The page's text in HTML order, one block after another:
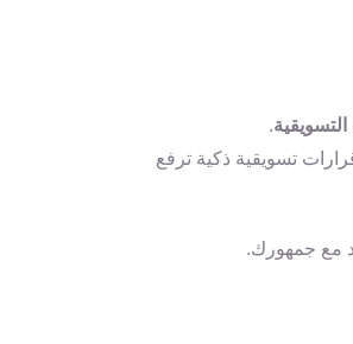
.
تسويقية ذكية ترفع
مع جمهورك.